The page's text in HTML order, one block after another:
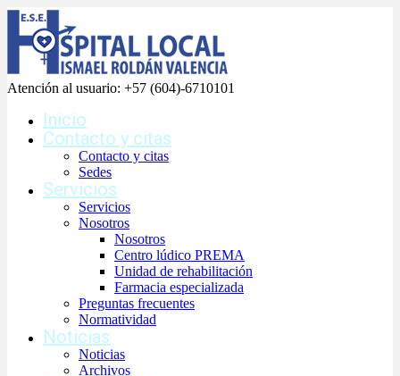
Atención al usuario: +57 (604)-6710101
Inicio
Contacto y citas
Contacto y citas
Sedes
Servicios
Servicios
Nosotros
Nosotros
Centro lúdico PREMA
Unidad de rehabilitación
Farmacia especializada
Preguntas frecuentes
Normatividad
Noticias
Noticias
Archivos